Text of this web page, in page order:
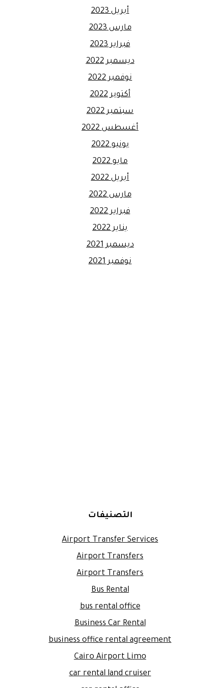
أبريل 2023
مارس 2023
فبراير 2023
ديسمبر 2022
نوفمبر 2022
أكتوبر 2022
سبتمبر 2022
أغسطس 2022
يونيو 2022
مايو 2022
أبريل 2022
مارس 2022
فبراير 2022
يناير 2022
ديسمبر 2021
نوفمبر 2021
التصنيفات
Airport Transfer Services
Airport Transfers
Airport Transfers
Bus Rental
bus rental office
Business Car Rental
business office rental agreement
Cairo Airport Limo
car rental land cruiser